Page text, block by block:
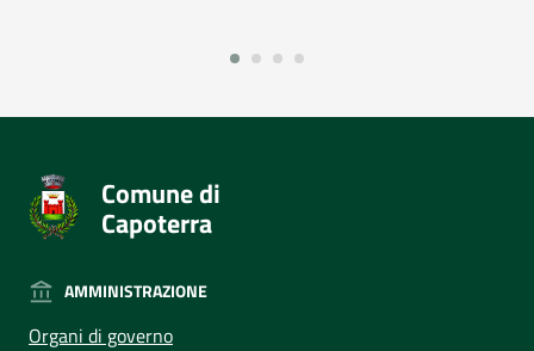
Comune di
Capoterra
AMMINISTRAZIONE
Organi di governo